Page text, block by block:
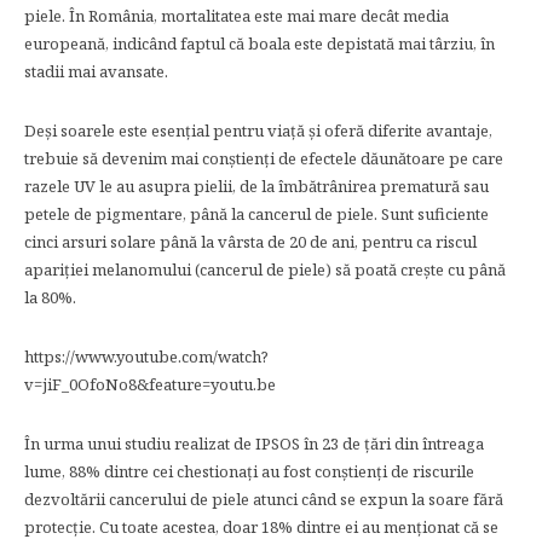
piele. În România, mortalitatea este mai mare decât media
europeană, indicând faptul că boala este depistată mai târziu, în
stadii mai avansate.
Deși soarele este esențial pentru viață și oferă diferite avantaje,
trebuie să devenim mai conștienți de efectele dăunătoare pe care
razele UV le au asupra pielii, de la îmbătrânirea prematură sau
petele de pigmentare, până la cancerul de piele. Sunt suficiente
cinci arsuri solare până la vârsta de 20 de ani, pentru ca riscul
apariției melanomului (cancerul de piele) să poată crește cu până
la 80%.
https://www.youtube.com/watch?
v=jiF_0OfoNo8&feature=youtu.be
În urma unui studiu realizat de IPSOS în 23 de țări din întreaga
lume, 88% dintre cei chestionați au fost conștienți de riscurile
dezvoltării cancerului de piele atunci când se expun la soare fără
protecție. Cu toate acestea, doar 18% dintre ei au menționat că se